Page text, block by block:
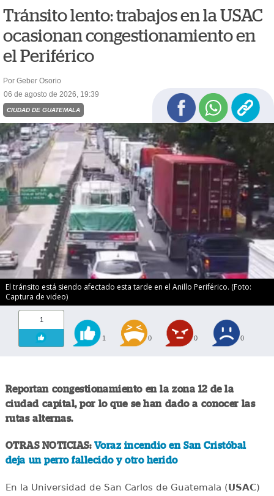
Tránsito lento: trabajos en la USAC
ocasionan congestionamiento en
el Periférico
Por Geber Osorio
06 de agosto de 2026, 19:39
CIUDAD DE GUATEMALA
El tránsito está siendo afectado esta tarde en el Anillo Periférico. (Foto:
Captura de video)
1
1 0 0 0
Reportan congestionamiento en la zona 12 de la
ciudad capital, por lo que se han dado a conocer las
rutas alternas.
OTRAS NOTICIAS: Voraz incendio en San Cristóbal
deja un perro fallecido y otro herido
En la Universidad de San Carlos de Guatemala (USAC)